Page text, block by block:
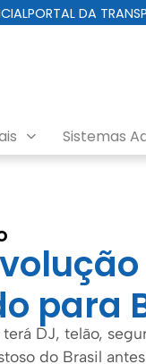
PORTAL DA
Sistemas
para
DJ, telão,
do Brasil